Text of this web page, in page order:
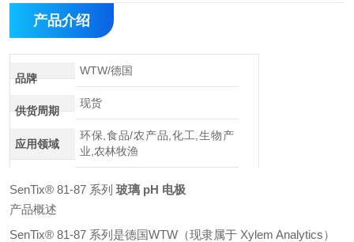
产品介绍
品牌
WTW/德国
供货周期
现货
应用领域
环保,食品/农产品,化工,生物产
业,农林牧渔
SenTix® 81-87 系列 玻璃 pH 电极
产品概述
SenTix® 81-87 系列是德国WTW（现隶属于 Xylem Analytics）